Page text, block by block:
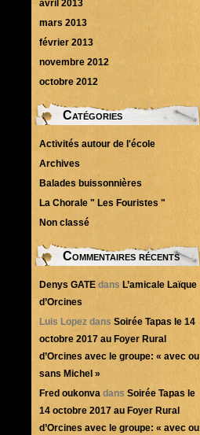
avril 2013
mars 2013
février 2013
novembre 2012
octobre 2012
Catégories
Activités autour de l'école
Archives
Balades buissonnières
La Chorale " Les Fouristes "
Non classé
Commentaires récents
Denys GATE dans L’amicale Laïque
d’Orcines
Luis Lopez dans Soirée Tapas le 14
octobre 2017 au Foyer Rural
d’Orcines avec le groupe: « avec ou
sans Michel »
Fred oukonva dans Soirée Tapas le
14 octobre 2017 au Foyer Rural
d’Orcines avec le groupe: « avec ou